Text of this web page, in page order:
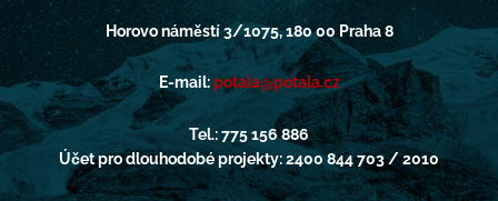
Horovo náměstí 3/1075, 180 00 Praha 8
E-mail:potala@potala.cz
Tel.: 775 156 886
Účet pro dlouhodobé projekty: 2400 844 703 / 2010